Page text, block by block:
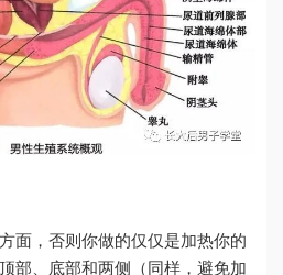
面，否则你做的仅仅是加热你的
部、底部和两侧（同样，避免加